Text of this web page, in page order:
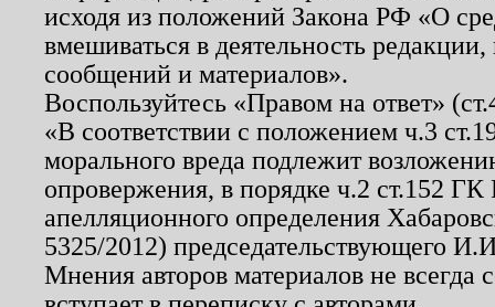
исходя из положений Закона РФ «О
вмешиваться в деятельность
сообщений и материалов».
Воспользуйтесь «Правом на ответ»
«В соответствии с положением ч.3
морального вреда подлежит
опровержения, в порядке ч.2 ст.152
апелляционного определения
5325/2012) председательствующего
Мнения авторов материалов не